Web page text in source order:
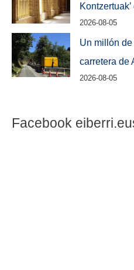
2026-08-05
Un millón
carretera de
2026-08-05
Facebook